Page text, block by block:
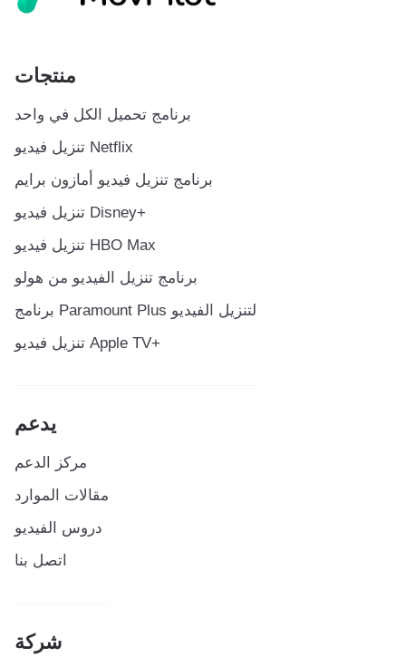
منتجات
برنامج تحميل الكل في واحد
تنزيل فيديو Netflix
برنامج تنزيل فيديو أمازون برايم
تنزيل فيديو Disney+
تنزيل فيديو HBO Max
برنامج تنزيل الفيديو من هولو
برنامج Paramount Plus لتنزيل الفيديو
تنزيل فيديو Apple TV+
يدعم
مركز الدعم
مقالات الموارد
دروس الفيديو
اتصل بنا
شركة